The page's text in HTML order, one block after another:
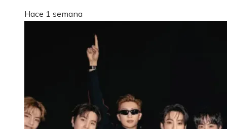
Hace 1 semana